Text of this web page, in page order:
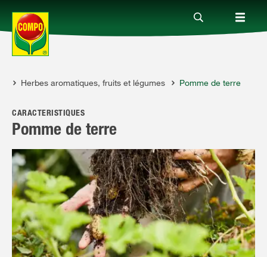
Produits
Conseil
Thèmes
Service
Qui sommes-nous?
Herbes aromatiques, fruits et légumes Pomme de terre
CARACTÉRISTIQUES
Pomme de terre